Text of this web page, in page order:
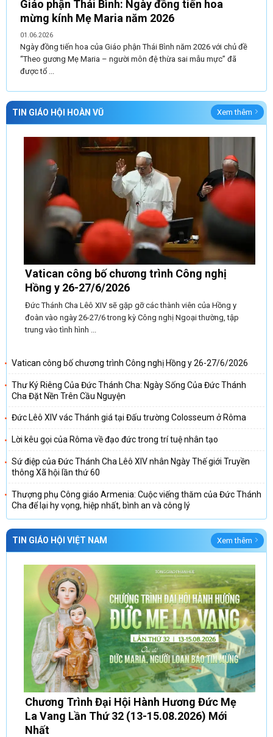
Giáo phận Thái Bình: Ngày đồng tiến hoa
mừng kính Mẹ Maria năm 2026
01.06.2026
Ngày đồng tiến hoa của Giáo phận Thái Bình năm 2026 với chủ đề
“Theo gương Mẹ Maria – người môn đệ thừa sai mẫu mực” đã
được tổ ...
TIN GIÁO HỘI HOÀN VŨ Xem thêm
Vatican công bố chương trình Công nghị
Hồng y 26-27/6/2026
Đức Thánh Cha Lêô XIV sẽ gặp gỡ các thành viên của Hồng y
đoàn vào ngày 26-27/6 trong kỳ Công nghị Ngoại thường, tập
trung vào tình hình ...
Vatican công bố chương trình Công nghị Hồng y 26-27/6/2026
Thư Ký Riêng Của Đức Thánh Cha: Ngày Sống Của Đức Thánh
Cha Đặt Nền Trên Cầu Nguyện
Đức Lêô XIV vác Thánh giá tại Đấu trường Colosseum ở Rôma
Lời kêu gọi của Rôma về đạo đức trong trí tuệ nhân tạo
Sứ điệp của Đức Thánh Cha Lêô XIV nhân Ngày Thế giới Truyền
thông Xã hội lần thứ 60
Thượng phụ Công giáo Armenia: Cuộc viếng thăm của Đức Thánh
Cha để lại hy vọng, hiệp nhất, bình an và công lý
TIN GIÁO HỘI VIỆT NAM Xem thêm
Chương Trình Đại Hội Hành Hương Đức Mẹ
La Vang Lần Thứ 32 (13-15.08.2026) Mới
Nhất